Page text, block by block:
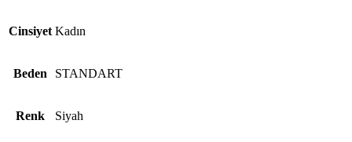
Cinsiyet Kadın
Beden STANDART
Renk Siyah